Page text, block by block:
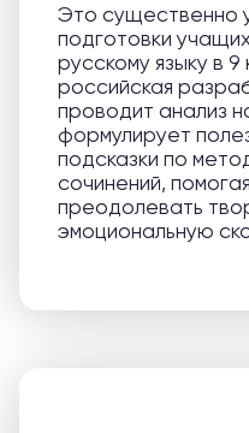
Это существенно
подготовки
русскому языку в 9
российская
проводит анализ
формулирует
подсказки по
сочинений,
преодолевать
эмоциональную